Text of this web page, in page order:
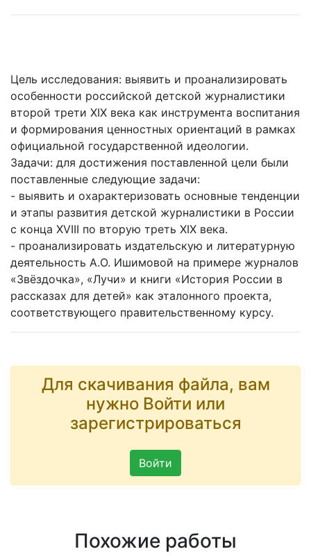
Цель исследования: выявить и проанализировать
особенности российской детской журналистики
второй трети XIX века как инструмента воспитания
и формирования ценностных ориентаций в рамках
официальной государственной идеологии.
Задачи: для достижения поставленной цели были
поставленные следующие задачи:
- выявить и охарактеризовать основные тенденции
и этапы развития детской журналистики в России
с конца XVIII по вторую треть XIX века.
- проанализировать издательскую и литературную
деятельность А.О. Ишимовой на примере журналов
«Звёздочка», «Лучи» и книги «История России в
рассказах для детей» как эталонного проекта,
соответствующего правительственному курсу.
Для скачивания файла, вам
нужно Войти или
зарегистрироваться
Войти
Похожие работы